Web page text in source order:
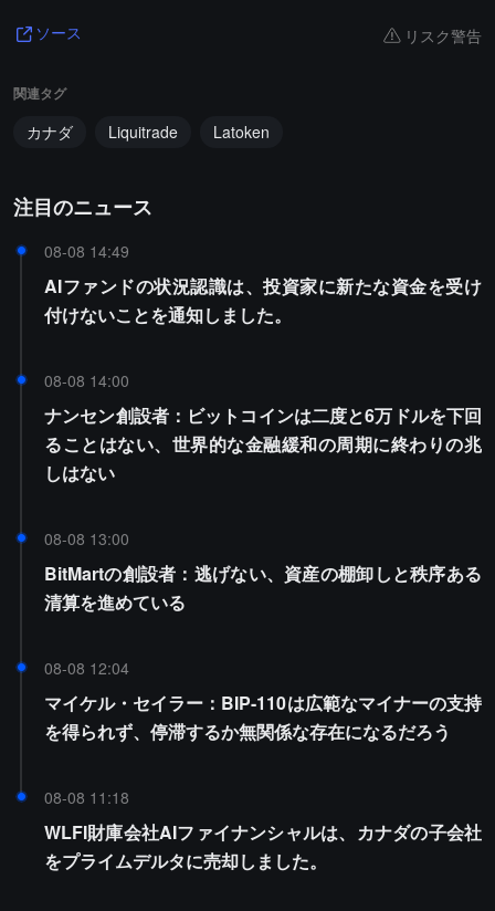
ソース リスク警告
関連タグ
カナダ Liquitrade Latoken
注目のニュース
08-08 14:49
AIファンドの状況認識は、投資家に新たな資金を受け
付けないことを通知しました。
08-08 14:00
ナンセン創設者：ビットコインは二度と6万ドルを下回
ることはない、世界的な金融緩和の周期に終わりの兆
しはない
08-08 13:00
BitMartの創設者：逃げない、資産の棚卸しと秩序ある
清算を進めている
08-08 12:04
マイケル・セイラー：BIP-110は広範なマイナーの支持
を得られず、停滞するか無関係な存在になるだろう
08-08 11:18
WLFI財庫会社AIファイナンシャルは、カナダの子会社
をプライムデルタに売却しました。